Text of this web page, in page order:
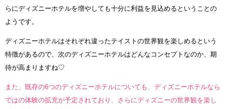
らにディズニーホテルを増やしても十分に利益を見込めるということの
ようです。
ディズニーホテルはそれぞれ違ったテイストの世界観を楽しめるという
特徴があるので、次のディズニーホテルはどんなコンセプトなのか、期
待が高まりますね♡
また、既存の6つのディズニーホテルについても、ディズニーホテルなら
ではの体験の拡充が予定されており、さらにディズニーの世界観を楽し